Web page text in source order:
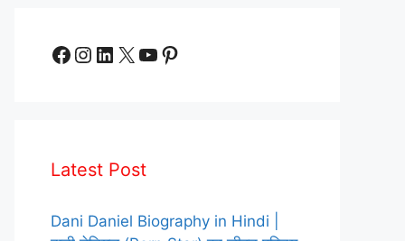
Facebook
Instagram
LinkedIn
X YouTube
Pinterest
Latest Post
Dani Daniel Biography in Hindi |